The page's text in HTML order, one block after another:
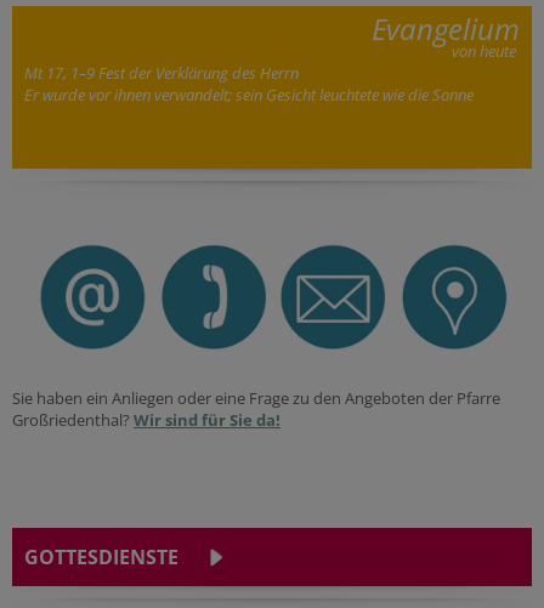
Evangelium
von heute
Mt 17, 1–9 Fest der Verklärung des Herrn
Er wurde vor ihnen verwandelt; sein Gesicht leuchtete wie die Sonne
Sie haben ein Anliegen oder eine Frage zu den Angeboten der Pfarre
Großriedenthal? Wir sind für Sie da!
GOTTESDIENSTE